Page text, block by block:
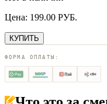
Цена: 199.00 РУБ.
КУПИТЬ
ФОРМА ОПЛАТЫ: